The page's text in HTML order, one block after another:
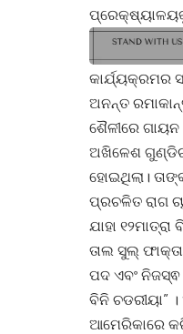
କାର୍ଯ୍ୟକ୍ରମର
ଅନନ୍ତ
ଶୈଳୀରେ
ଅଖିଳେଶ
ହୋଇଥିଲା।
ପ୍ରଚଳିତ ରାଗ
ଯାହା
ତାଲ ସୁଲ୍
ପଦ ଏବଂ
ବିନି ଚଡରୀୟା”
ଆମେରିକାରେ